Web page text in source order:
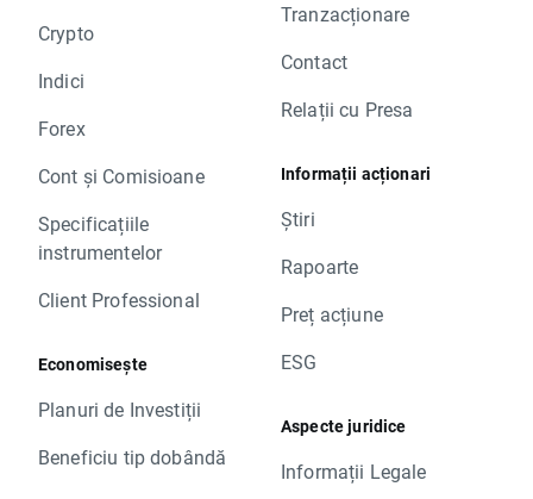
Crypto
Indici
Forex
Cont și Comisioane
Specificațiile
instrumentelor
Client Professional
Economisește
Planuri de Investiții
Beneficiu tip dobândă
Tranzacționare
Contact
Relații cu Presa
Informații acționari
Știri
Rapoarte
Preț acțiune
ESG
Aspecte juridice
Informații Legale